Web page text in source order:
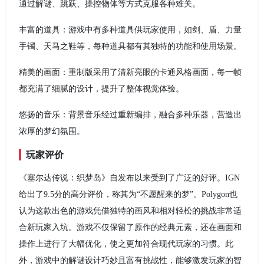
通过解谜、跳跃、操控物体等方式克服各种难关。
丰富的道具：游戏中有多种道具供玩家使用，如剑、盾、力量
手镯、天马之鞋等，每种道具都有其独特的功能和使用场景。
精美的画面：重制版采用了清新亮眼的卡通风格画面，每一帧
都充满了细腻的设计，提升了整体视觉体验。
悠扬的音乐：背景音乐经过重新编排，融合多种乐器，营造出
浓厚的梦幻氛围。
玩家评价
《塞尔达传说：织梦岛》自发布以来受到了广泛的好评。IGN
给出了9.5分的高分评价，称其为“不愿醒来的梦”。Polygon也
认为这款出色的游戏凭借独特的画风和相对轻松的挑战非常适
合新玩家入坑。游戏不仅保留了原作的经典元素，还在画面和
操作上进行了大幅优化，使之更加符合现代玩家的习惯。此
外，游戏中的解谜设计巧妙且富有挑战性，能够激发玩家的智